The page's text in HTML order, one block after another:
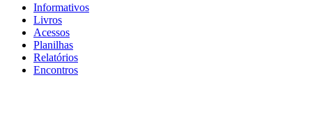
Informativos
Livros
Acessos
Planilhas
Relatórios
Encontros